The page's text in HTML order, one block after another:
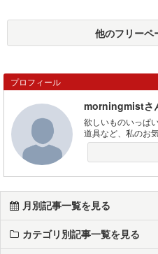
他のフリーペ
プロフィール
morningmistさ
欲しいものいっぱ
道具など、私のお
月別記事一覧を見る
カテゴリ別記事一覧を見る